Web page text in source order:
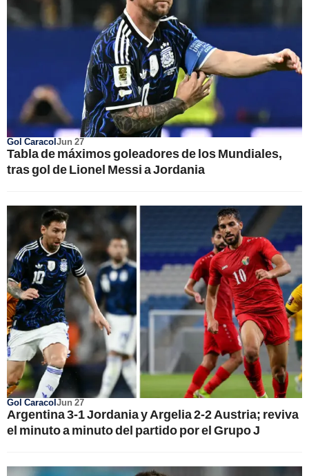
Gol CaracolJun 27
Tabla de máximos goleadores de los Mundiales,
tras gol de Lionel Messi a Jordania
Gol CaracolJun 27
Argentina 3-1 Jordania y Argelia 2-2 Austria; reviva
el minuto a minuto del partido por el Grupo J